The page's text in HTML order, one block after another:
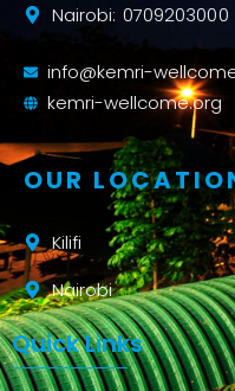
Nairobi: 0709203000
info@kemri-
kemri-wellcome.org
OUR
Kilifi
Nairobi
Quick Links